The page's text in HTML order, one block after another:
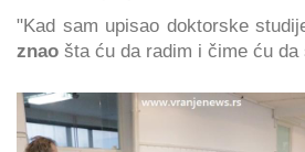
"Kad sam upisao doktorske
znao šta ću da radim i čime ću da